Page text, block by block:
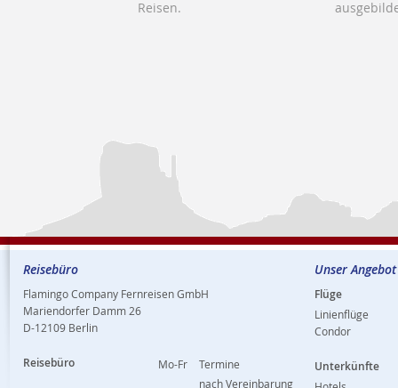
Reisen.
Reisebüro
Flamingo Company Fernreisen GmbH
Mariendorfer Damm 26
D-12109 Berlin
Reisebüro Mo-Fr
Termine
nach Vereinbarung
Unser Angebot
Flüge
Linienflüge
Condor
Unterkünfte